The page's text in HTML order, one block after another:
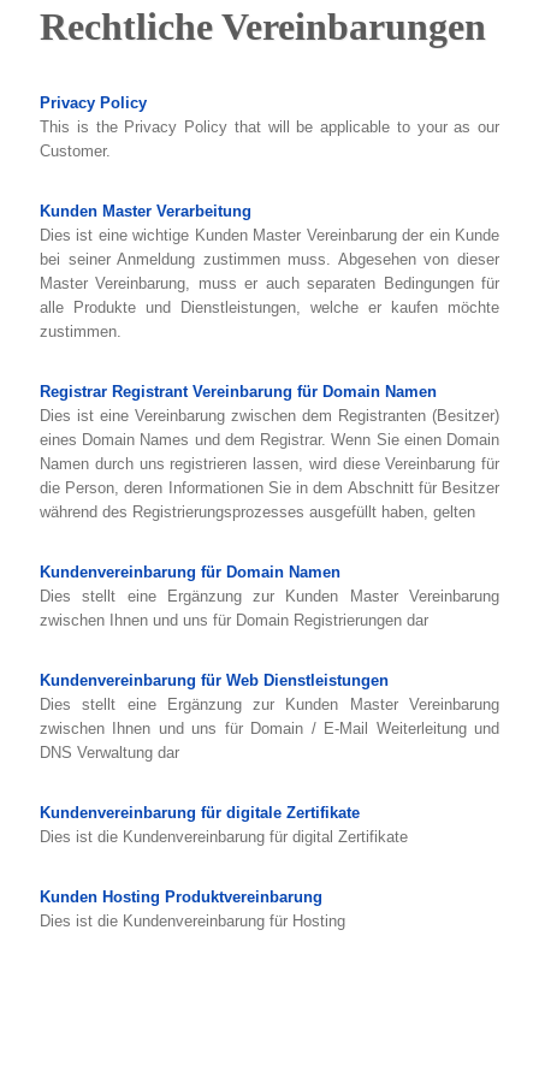
Rechtliche Vereinbarungen
Privacy Policy
This is the Privacy Policy that will be applicable to your as our
Customer.
Kunden Master Verarbeitung
Dies ist eine wichtige Kunden Master Vereinbarung der ein Kunde
bei seiner Anmeldung zustimmen muss. Abgesehen von dieser
Master Vereinbarung, muss er auch separaten Bedingungen für
alle Produkte und Dienstleistungen, welche er kaufen möchte
zustimmen.
Registrar Registrant Vereinbarung für Domain Namen
Dies ist eine Vereinbarung zwischen dem Registranten (Besitzer)
eines Domain Names und dem Registrar. Wenn Sie einen Domain
Namen durch uns registrieren lassen, wird diese Vereinbarung für
die Person, deren Informationen Sie in dem Abschnitt für Besitzer
während des Registrierungsprozesses ausgefüllt haben, gelten
Kundenvereinbarung für Domain Namen
Dies stellt eine Ergänzung zur Kunden Master Vereinbarung
zwischen Ihnen und uns für Domain Registrierungen dar
Kundenvereinbarung für Web Dienstleistungen
Dies stellt eine Ergänzung zur Kunden Master Vereinbarung
zwischen Ihnen und uns für Domain / E-Mail Weiterleitung und
DNS Verwaltung dar
Kundenvereinbarung für digitale Zertifikate
Dies ist die Kundenvereinbarung für digital Zertifikate
Kunden Hosting Produktvereinbarung
Dies ist die Kundenvereinbarung für Hosting